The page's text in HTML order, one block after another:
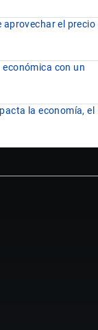
aprovechar el precio
con un
la economía, el